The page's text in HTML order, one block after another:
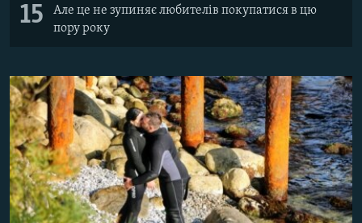
15
Але це не зупиняє любителів покупатися в цю
пору року